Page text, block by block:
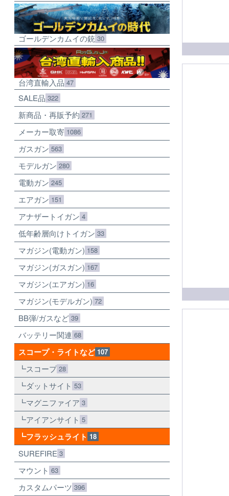
ゴールデンカムイの銃 30
台湾直輸入品 47
SALE品 322
新商品・再販予約 271
メーカー取寄 1086
ガスガン 563
モデルガン 280
電動ガン 245
エアガン 151
アナザートイガン 4
低年齢層向けトイガン 33
マガジン(電動ガン) 158
マガジン(ガスガン) 167
マガジン(エアガン) 16
マガジン(モデルガン) 72
BB弾/ガスなど 39
バッテリー関連 68
スコープ・ライトなど 107
スコープ 28
ダットサイト 53
マグニファイア 3
アイアンサイト 5
フラッシュライト 18
SUREFIRE 3
マウント 63
カスタムパーツ 396